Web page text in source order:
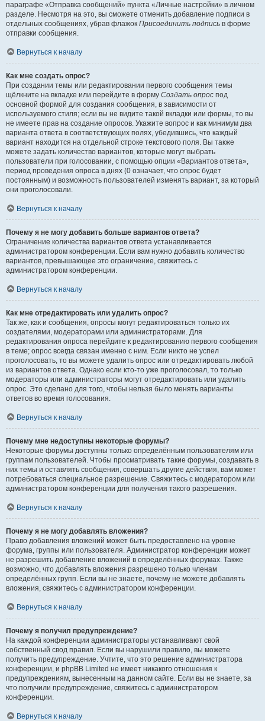
параграфе «Отправка сообщений» пункта «Личные настройки» в личном
разделе. Несмотря на это, вы сможете отменить добавление подписи в
отдельных сообщениях, убрав флажок Присоединить подпись в форме
отправки сообщения.
Вернуться к началу
Как мне создать опрос?
При создании темы или редактировании первого сообщения темы
щёлкните на вкладке или перейдите в форму Создать опрос под
основной формой для создания сообщения, в зависимости от
используемого стиля; если вы не видите такой вкладки или формы, то вы
не имеете прав на создание опросов. Укажите вопрос и как минимум два
варианта ответа в соответствующих полях, убедившись, что каждый
вариант находится на отдельной строке текстового поля. Вы также
можете задать количество вариантов, которые могут выбрать
пользователи при голосовании, с помощью опции «Вариантов ответа»,
период проведения опроса в днях (0 означает, что опрос будет
постоянным) и возможность пользователей изменять вариант, за который
они проголосовали.
Вернуться к началу
Почему я не могу добавить больше вариантов ответа?
Ограничение количества вариантов ответа устанавливается
администратором конференции. Если вам нужно добавить количество
вариантов, превышающее это ограничение, свяжитесь с
администратором конференции.
Вернуться к началу
Как мне отредактировать или удалить опрос?
Так же, как и сообщения, опросы могут редактироваться только их
создателями, модераторами или администраторами. Для
редактирования опроса перейдите к редактированию первого сообщения
в теме; опрос всегда связан именно с ним. Если никто не успел
проголосовать, то вы можете удалить опрос или отредактировать любой
из вариантов ответа. Однако если кто-то уже проголосовал, то только
модераторы или администраторы могут отредактировать или удалить
опрос. Это сделано для того, чтобы нельзя было менять варианты
ответов во время голосования.
Вернуться к началу
Почему мне недоступны некоторые форумы?
Некоторые форумы доступны только определённым пользователям или
группам пользователей. Чтобы просматривать такие форумы, создавать в
них темы и оставлять сообщения, совершать другие действия, вам может
потребоваться специальное разрешение. Свяжитесь с модератором или
администратором конференции для получения такого разрешения.
Вернуться к началу
Почему я не могу добавлять вложения?
Право добавления вложений может быть предоставлено на уровне
форума, группы или пользователя. Администратор конференции может
не разрешить добавление вложений в определённых форумах. Также
возможно, что добавлять вложения разрешено только членам
определённых групп. Если вы не знаете, почему не можете добавлять
вложения, свяжитесь с администратором конференции.
Вернуться к началу
Почему я получил предупреждение?
На каждой конференции администраторы устанавливают свой
собственный свод правил. Если вы нарушили правило, вы можете
получить предупреждение. Учтите, что это решение администратора
конференции, и phpBB Limited не имеет никакого отношения к
предупреждениям, вынесенным на данном сайте. Если вы не знаете, за
что получили предупреждение, свяжитесь с администратором
конференции.
Вернуться к началу